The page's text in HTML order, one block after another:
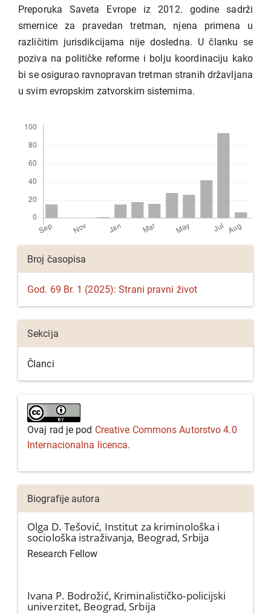
Preporuka Saveta Evrope iz 2012. godine sadrži
smernice za pravedan tretman, njena primena u
različitim jurisdikcijama nije dosledna. U članku se
poziva na političke reforme i bolju koordinaciju kako
bi se osigurao ravnopravan tretman stranih državljana
u svim evropskim zatvorskim sistemima.
Detalji
članka
Broj časopisa
God. 69 Br. 1 (2025): Strani pravni život
Sekcija
Članci
Ovaj rad je pod Creative Commons Autorstvo 4.0
Internacionalna licenca.
Biografije autora
Olga D. Tešović, Institut za kriminološka i
sociološka istraživanja, Beograd, Srbija
Research Fellow
Ivana P. Bodrožić, Kriminalističko-policijski
univerzitet, Beograd, Srbija